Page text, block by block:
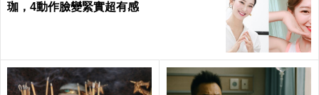
珈，4動作臉變緊實超有感